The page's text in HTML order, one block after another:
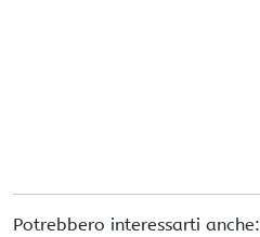
Potrebbero interessarti anche: